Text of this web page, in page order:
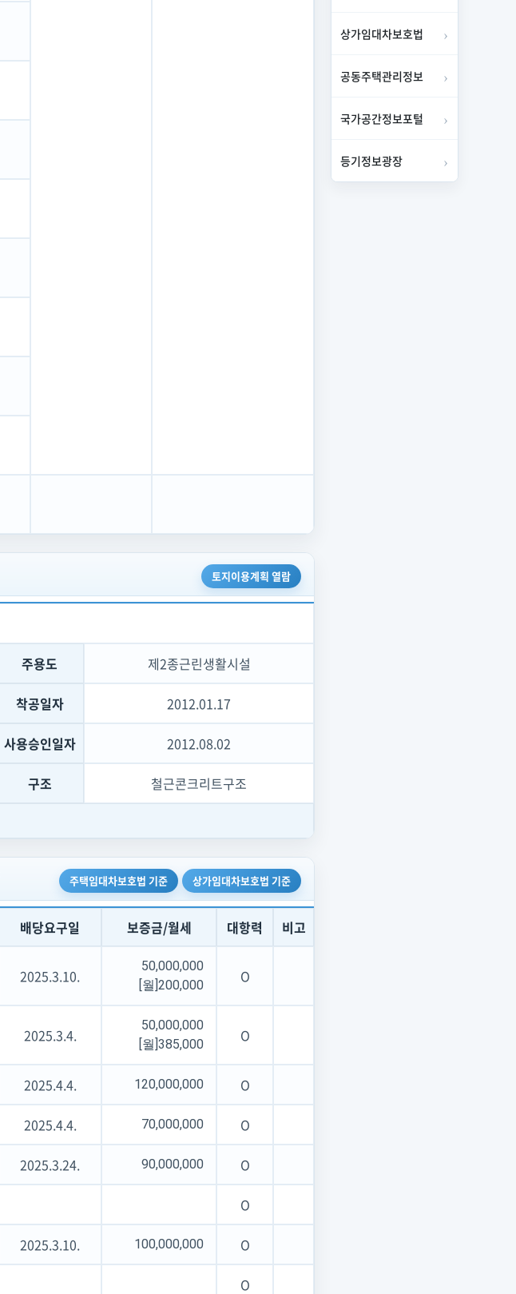
토지이용계획 열람
주용도 제2종근린생활시설
착공일자 2012.01.17
사용승인일자 2012.08.02
구조
철근콘크리트구조
주택임대차보호법 기준 상가임대차보호법 기준
배당요구일 보증금/월세 대항력 비고
2025.3.10.
50,000,000
[월]200,000
O
2025.3.4.
50,000,000
[월]385,000
O
2025.4.4. 120,000,000 O
2025.4.4. 70,000,000 O
2025.3.24. 90,000,000 O
O
2025.3.10. 100,000,000 O
O
상가임대차보호법
공동주택관리정보
국가공간정보포털
등기정보광장